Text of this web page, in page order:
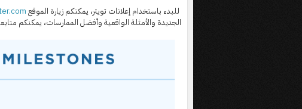
للبدء باستخدام إعلانات تويتر، يمكنكم زيارة الموقع
الجديدة والأمثلة الواقعية وأفضل الممارسات، يمكنكم